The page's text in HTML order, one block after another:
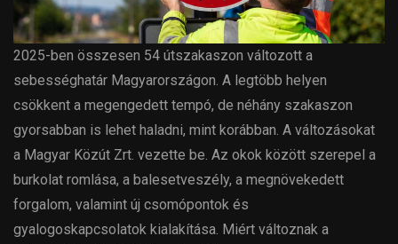
2025-ben összesen 54 útszakaszon változott a
sebességhatár Magyarországon. A legtöbb helyen
csökkent a megengedett tempó, de néhány szakaszon
gyorsabban is lehet haladni, mint korábban. A változásokat
a Magyar Közút Zrt. vezette be. Az okok között szerepel a
burkolat romlása, a balesetveszély, a megnövekedett
forgalom, valamint új csomópontok és
gyalogoskapcsolatok kialakítása. Miért változnak a